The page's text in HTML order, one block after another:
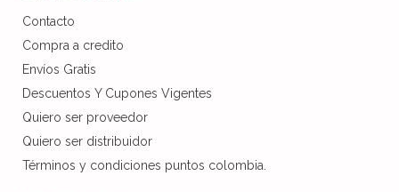
Contacto
Compra a credito
Envíos Gratis
Descuentos Y Cupones Vigentes
Quiero ser proveedor
Quiero ser distribuidor
Términos y condiciones puntos colombia.